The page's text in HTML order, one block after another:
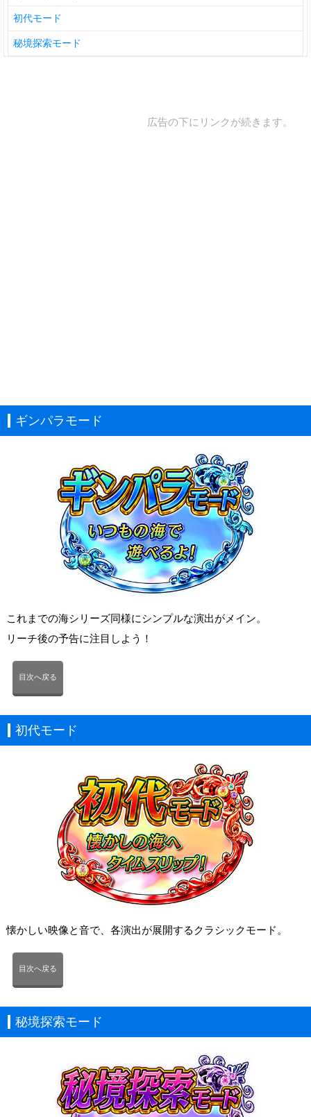
初代モード
秘境探索モード
広告の下にリンクが続きます。
ギンパラモード
これまでの海シリーズ同様にシンプルな演出がメイン。
リーチ後の予告に注目しよう！
目次へ戻る
初代モード
懐かしい映像と音で、各演出が展開するクラシックモード。
目次へ戻る
秘境探索モード